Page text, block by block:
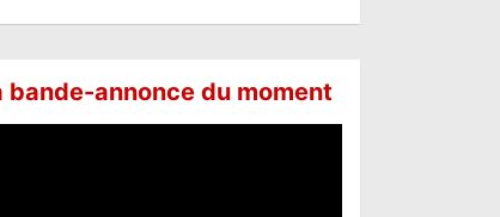
bande-annonce du moment